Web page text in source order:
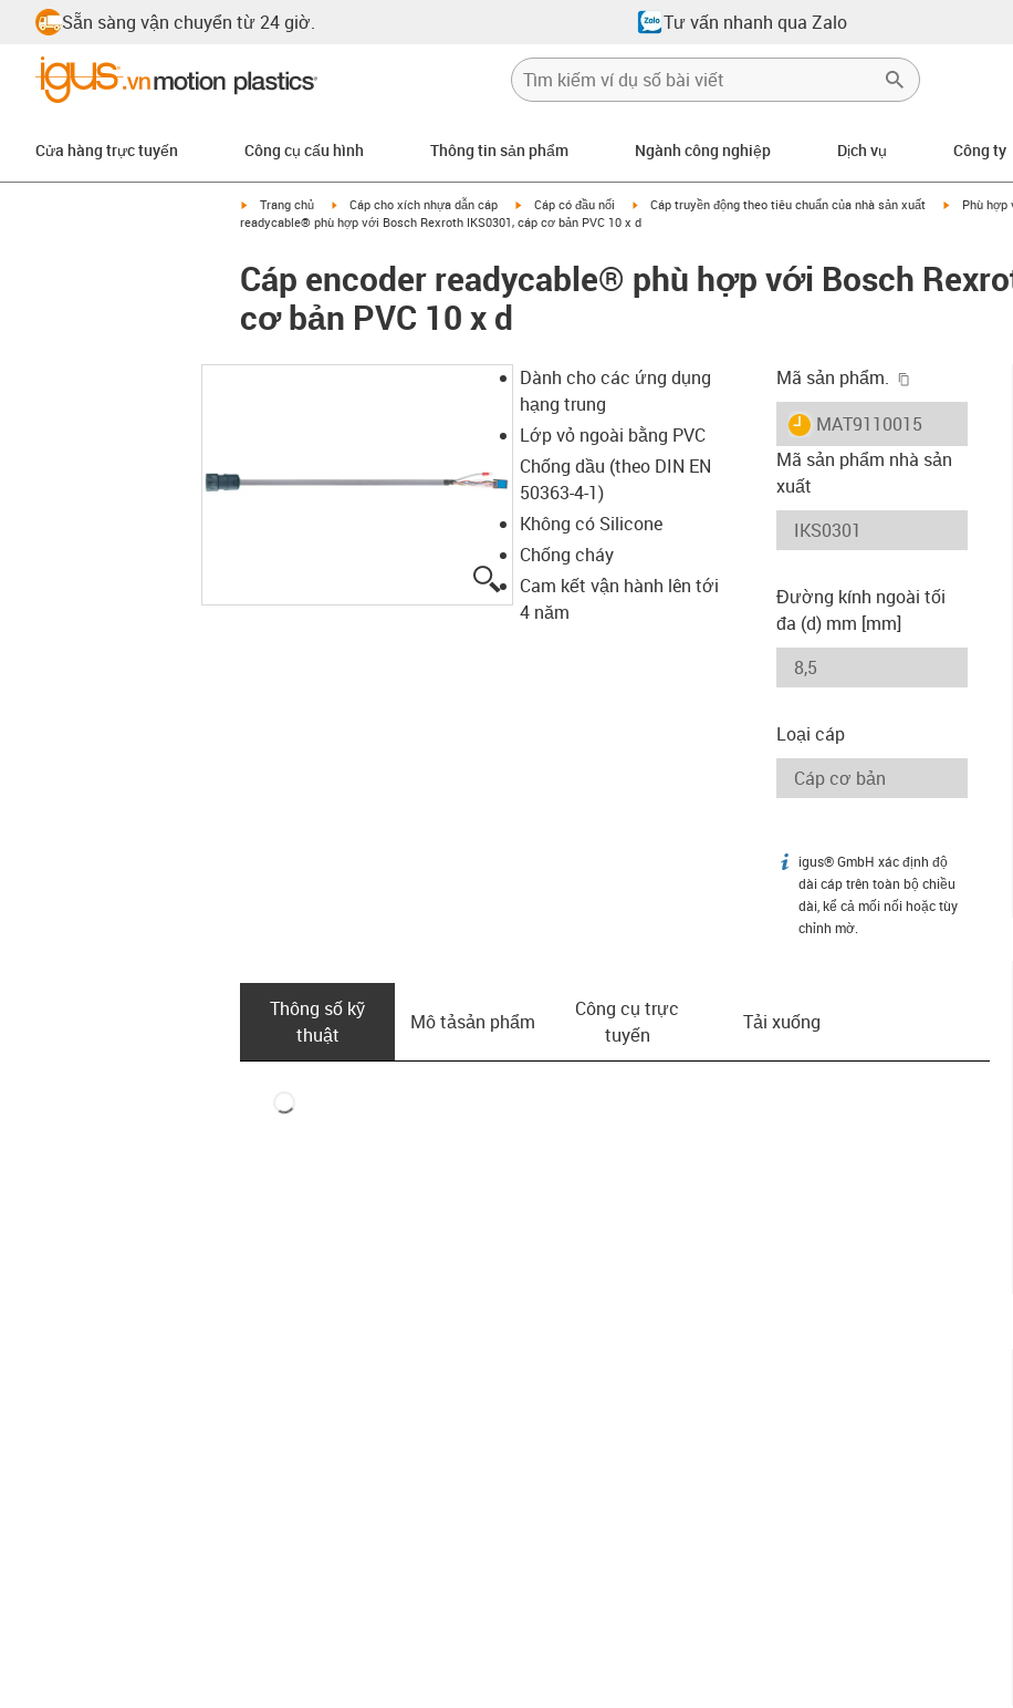
Sẵn sàng vận chuyển từ 24 giờ. Tư vấn nhanh qua Zalo
Cửa hàng trực tuyến Công cụ cấu hình Thông tin sản phẩm Ngành công nghiệp Dịch vụ Công ty
igus-icon-arrow-right
Trang chủ igus-icon-arrow-right
Cáp cho xích nhựa dẫn cáp igus-icon-arrow-right
Cáp có đầu nối igus-icon-arrow-right
Cáp truyền động theo tiêu chuẩn của nhà sản xuất igus-icon-
Phù hợp
readycable® phù hợp với Bosch Rexroth IKS0301, cáp cơ bản PVC 10 x d
Cáp encoder readycable® phù hợp với Bosch
cơ bản PVC 10 x d
igus-icon-lupe
Dành cho các ứng dụng
hạng trung
Lớp vỏ ngoài bằng PVC
Chống dầu (theo DIN EN
50363-4-1)
Không có Silicone
Chống cháy
Cam kết vận hành lên tới
4 năm
Mã sản phẩm.
igus-icon-lieferzeit
MAT9110015
Mã sản phẩm nhà sản
xuất
Đường kính ngoài tối
đa (d) mm [mm]
Loại cáp
igus-icon-info
igus® GmbH xác định độ
dài cáp trên toàn bộ chiều
dài, kể cả mối nối hoặc tùy
chỉnh mờ.
Thông số kỹ
thuật
Mô tả­sản phẩm
Công cụ trực
tuyến
Tải xuống